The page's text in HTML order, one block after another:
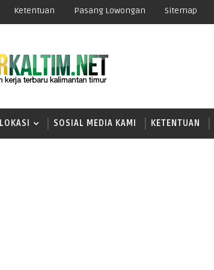
Ketentuan Pasang Lowongan Sitemap
LOKASI SOSIAL MEDIA KAMI KETENTUAN